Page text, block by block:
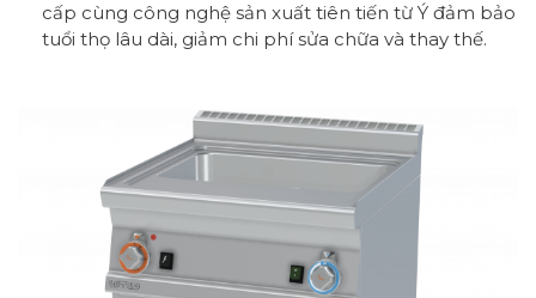
cấp cùng công nghệ sản xuất tiên tiến từ Ý đảm bảo
tuổi thọ lâu dài, giảm chi phí sửa chữa và thay thế.